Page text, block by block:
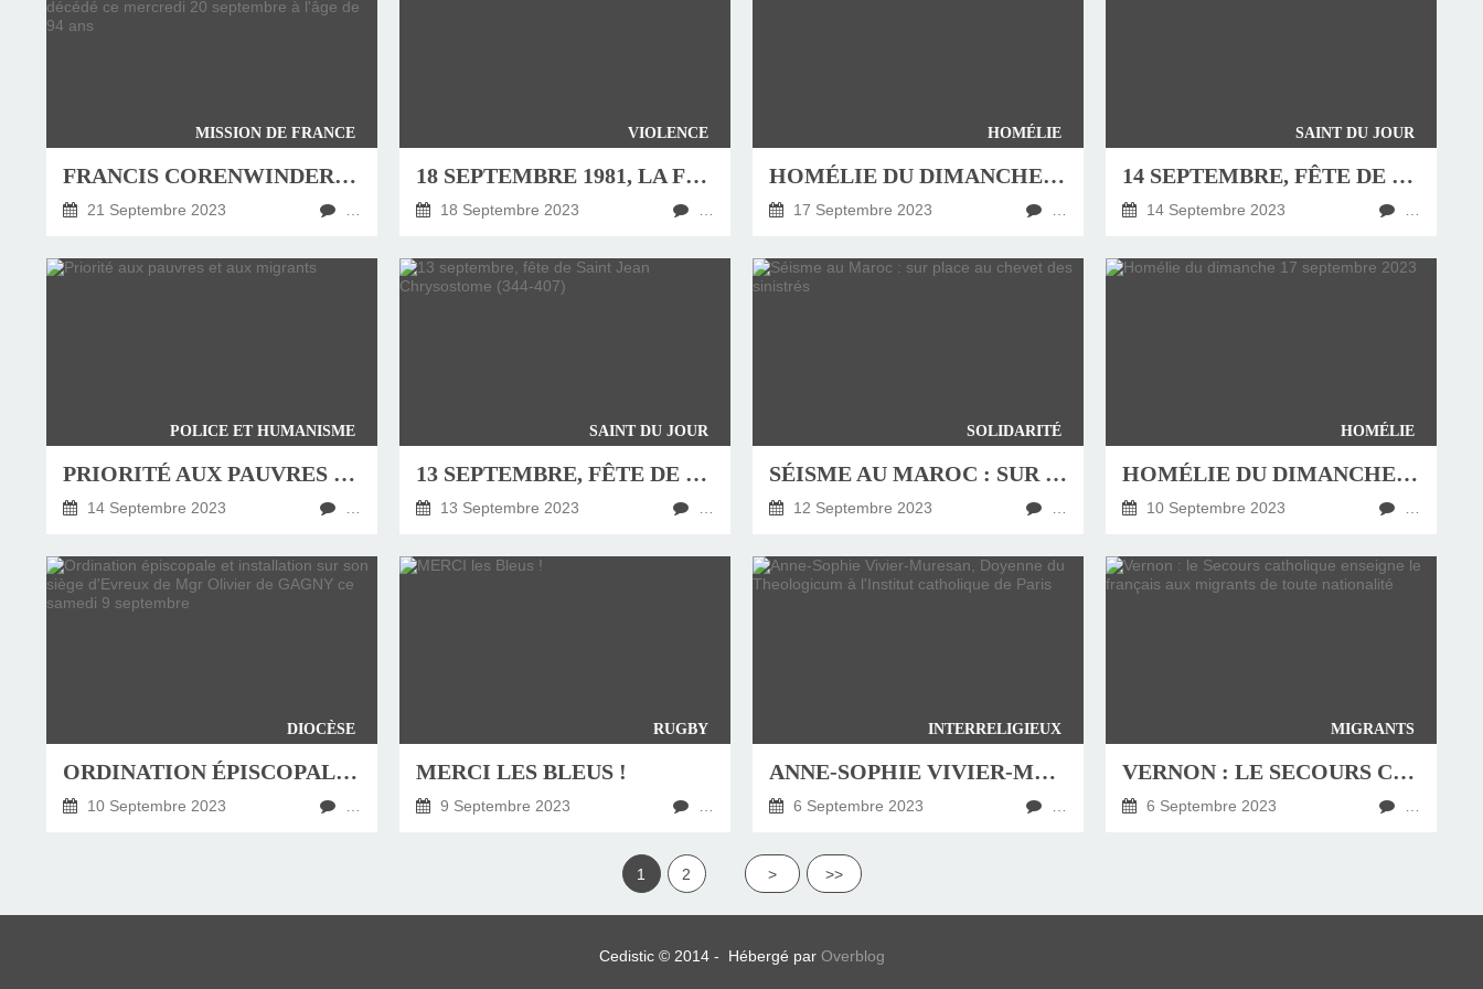
MISSION DE FRANCE
FRANCIS CORENWINDER, PRÊTRE DE LA MISSION DE FRANCE, NÉ LE 5 MAI 1929 EST DÉCÉDÉ CE MERCREDI 20 SEPTEMBRE À L'ÂGE DE 94 ANS
21 Septembre 2023
VIOLENCE
18 SEPTEMBRE 1981, LA FRANCE ABOLIT LA PEINE DE MORT
18 Septembre 2023
HOMÉLIE
HOMÉLIE DU DIMANCHE 24 SEPTEMBRE 2023
17 Septembre 2023
SAINT DU JOUR
14 SEPTEMBRE, FÊTE DE LA « CROIX GLORIEUSE »
14 Septembre 2023
POLICE ET HUMANISME
PRIORITÉ AUX PAUVRES ET AUX MIGRANTS
14 Septembre 2023
SAINT DU JOUR
13 SEPTEMBRE, FÊTE DE SAINT JEAN CHRYSOSTOME (344-407)
13 Septembre 2023
SOLIDARITÉ
SÉISME AU MAROC : SUR PLACE AU CHEVET DES SINISTRÉS
12 Septembre 2023
HOMÉLIE
HOMÉLIE DU DIMANCHE 17 SEPTEMBRE 2023
10 Septembre 2023
DIOCÈSE
ORDINATION ÉPISCOPALE ET INSTALLATION SUR SON SIÈGE D'EVREUX DE MGR OLIVIER DE GAGNY CE SAMEDI 9 SEPTEMBRE
10 Septembre 2023
RUGBY
MERCI LES BLEUS !
9 Septembre 2023
INTERRELIGIEUX
ANNE-SOPHIE VIVIER-MURESAN, DOYENNE DU THEOLOGICUM À L'INSTITUT CATHOLIQUE DE PARIS
6 Septembre 2023
MIGRANTS
VERNON : LE SECOURS CATHOLIQUE ENSEIGNE LE FRANÇAIS AUX MIGRANTS DE TOUTE NATIONALITÉ
6 Septembre 2023
1 2 > >>
Cedistic © 2014 - Hébergé par Overblog